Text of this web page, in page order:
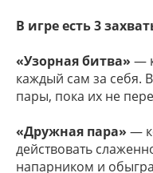
В игре есть 3
«Узорная битва» —
каждый сам за себя.
пары, пока их не
«Дружная пара» —
действовать
напарником и